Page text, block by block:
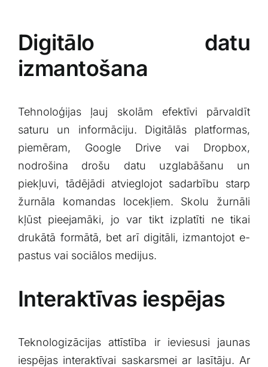
Digitālo datu
izmantošana
Tehnoloģijas ļauj skolām efektīvi pārvaldīt
saturu un informāciju. Digitālās platformas,
piemēram, Google ‌Drive vai Dropbox,
nodrošina drošu datu⁢ uzglabāšanu un
piekļuvi, tādējādi atvieglojot sadarbību starp
žurnāla komandas locekļiem. Skolu žurnāli
kļūst pieejamāki, jo var ⁣tikt izplatīti ne tikai
drukātā formātā, bet arī digitāli, izmantojot e-
pastus vai sociālos medijus.
Interaktīvas iespējas
Teknologizācijas attīstība ir ieviesusi⁣ jaunas
iespējas interaktīvai saskarsmei ar lasītāju.​ Ar